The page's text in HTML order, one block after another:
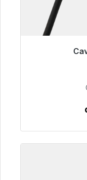
Pronto per la